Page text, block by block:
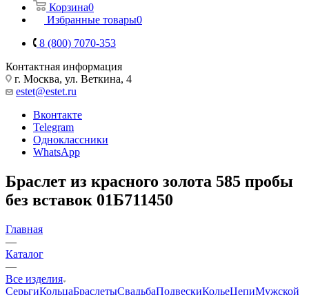
Корзина0
Избранные товары0
8 (800) 7070-353
Контактная информация
г. Москва, ул. Веткина, 4
estet@estet.ru
Вконтакте
Telegram
Одноклассники
WhatsApp
Браслет из красного золота 585 пробы
без вставок 01Б711450
Главная
—
Каталог
—
Все изделия
СерьгиКольцаБраслетыСвадьбаПодвескиКольеЦепиМужской